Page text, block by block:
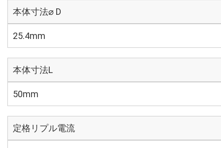
本体寸法⌀ D
25.4mm
本体寸法L
50mm
定格リプル電流